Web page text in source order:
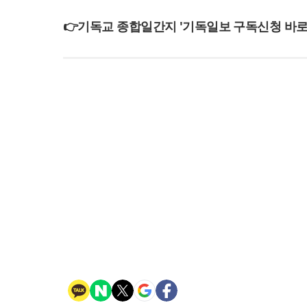
👉기독교 종합일간지 '기독일보 구독신청 바